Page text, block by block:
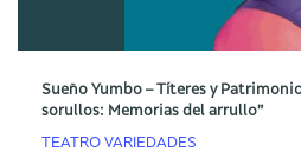
Sueño Yumbo – Títeres y
sorullos: Memorias del arrullo”
TEATRO VARIEDADES